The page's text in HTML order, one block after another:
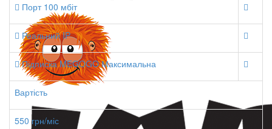
Порт 100 мбіт
Реальний IP
Підписка MEGOGO Максимальна
Вартість
550 грн/міс